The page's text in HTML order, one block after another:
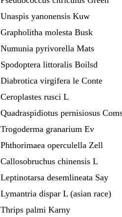
Unaspis yanonensis Kuw
Grapholitha molesta Busk
Numunia pyrivorella Mats
Spodoptera littoralis Boilsd
Diabrotica virgifera le Conte
Ceroplastes rusci L
Quadraspidiotus pernisiosus
Trogoderma granarium Ev
Phthorimaea operculella Zell
Callosobruchus chinensis L
Leptinotarsa desemlineata Say
Lymantria dispar L (asian race)
Thrips palmi Karny